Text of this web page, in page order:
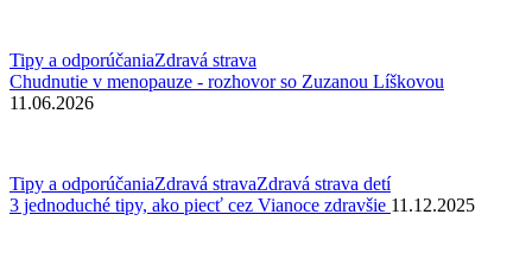
Tipy a odporúčaniaZdravá strava
Chudnutie v menopauze - rozhovor so Zuzanou Líškovou
11.06.2026
Tipy a odporúčaniaZdravá stravaZdravá strava detí
3 jednoduché tipy, ako piecť cez Vianoce zdravšie 11.12.2025